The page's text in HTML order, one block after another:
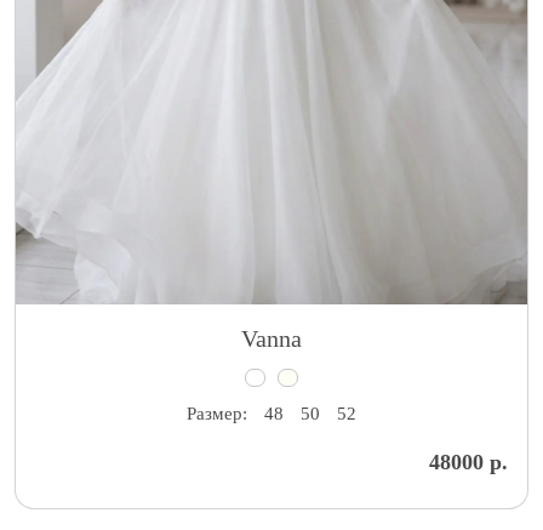
Vanna
Размер: 48 50 52
48000 р.